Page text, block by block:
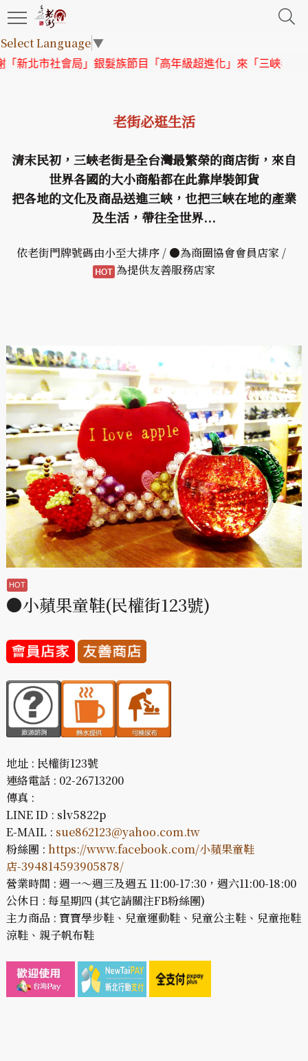
Select Language▼
市社會局」銀髮族節目「高年級超進化」來「三峽老街」取景
老街必逛生活
清末民初，三峽老街是全台灣最繁榮的商店街，來自
世界各國的大小商船都在此靠岸裝卸貨
把各地的文化及商品送進三峽，也把三峽在地的產業
及生活，帶往全世界...
依老街門牌號碼由小至大排序 / ●為商圈協會會員店家 /
為提供友善服務店家
●小蘋果童鞋(民權街123號)
地址 : 民權街123號
連絡電話 : 02-26713200
傳真 :
LINE ID : slv5822p
E-MAIL : sue862123@yahoo.com.tw
粉絲團 : https://www.facebook.com/小蘋果童鞋
店-394814593905878/
營業時間 : 週一～週三及週五 11:00-17:30，週六11:00-18:00
公休日 : 每星期四 (其它請關注FB粉絲團)
主力商品 : 寶寶學步鞋、兒童運動鞋、兒童公主鞋、兒童拖鞋
涼鞋、親子帆布鞋